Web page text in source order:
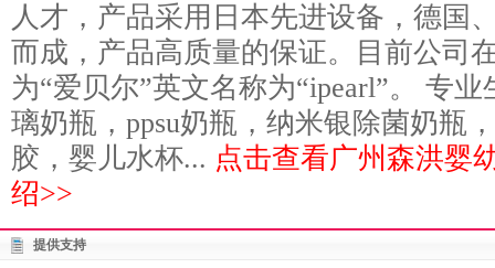
人才，产品采用日本先进设备，德国
而成，产品高质量的保证。目前公司
为“爱贝尔”英文名称为“ipearl”。 专
璃奶瓶，ppsu奶瓶，纳米银除菌奶瓶
胶，婴儿水杯... 点击查看广州森洪婴
绍>>
提供支持